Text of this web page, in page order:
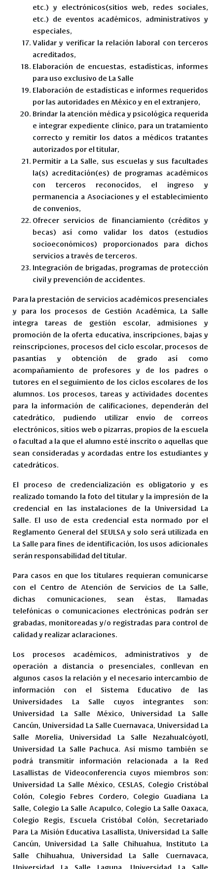
etc.) y electrónicos(sitios web, redes sociales,
etc.) de eventos académicos, administrativos y
especiales,
Validar y verificar la relación laboral con terceros
acreditados,
Elaboración de encuestas, estadísticas, informes
para uso exclusivo de La Salle
Elaboración de estadísticas e informes requeridos
por las autoridades en México y en el extranjero,
Brindar la atención médica y psicológica requerida
e integrar expediente clínico, para un tratamiento
correcto y remitir los datos a médicos tratantes
autorizados por el titular,
Permitir a La Salle, sus escuelas y sus facultades
la(s) acreditación(es) de programas académicos
con terceros reconocidos, el ingreso y
permanencia a Asociaciones y el establecimiento
de convenios,
Ofrecer servicios de financiamiento (créditos y
becas) así como validar los datos (estudios
socioeconómicos) proporcionados para dichos
servicios a través de terceros.
Integración de brigadas, programas de protección
civil y prevención de accidentes.
Para la prestación de servicios académicos presenciales
y para los procesos de Gestión Académica, La Salle
integra tareas de gestión escolar, admisiones y
promoción de la oferta educativa, inscripciones, bajas y
reinscripciones, procesos del ciclo escolar, procesos de
pasantías y obtención de grado así como
acompañamiento de profesores y de los padres o
tutores en el seguimiento de los ciclos escolares de los
alumnos. Los procesos, tareas y actividades docentes
para la información de calificaciones, dependerán del
catedrático, pudiendo utilizar envío de correos
electrónicos, sitios web o pizarras, propios de la escuela
o facultad a la que el alumno esté inscrito o aquellas que
sean consideradas y acordadas entre los estudiantes y
catedráticos.
El proceso de credencialización es obligatorio y es
realizado tomando la foto del titular y la impresión de la
credencial en las instalaciones de la Universidad La
Salle. El uso de esta credencial esta normado por el
Reglamento General del SEULSA y solo será utilizada en
La Salle para fines de identificación, los usos adicionales
serán responsabilidad del titular.
Para casos en que los titulares requieran comunicarse
con el Centro de Atención de Servicios de La Salle,
dichas comunicaciones, sean éstas, llamadas
telefónicas o comunicaciones electrónicas podrán ser
grabadas, monitoreadas y/o registradas para control de
calidad y realizar aclaraciones.
Los procesos académicos, administrativos y de
operación a distancia o presenciales, conllevan en
algunos casos la relación y el necesario intercambio de
información con el Sistema Educativo de las
Universidades La Salle cuyos integrantes son:
Universidad La Salle México, Universidad La Salle
Cancún, Universidad La Salle Cuernavaca, Universidad La
Salle Morelia, Universidad La Salle Nezahualcóyotl,
Universidad La Salle Pachuca. Así mismo también se
podrá transmitir información relacionada a la Red
Lasallistas de Videoconferencia cuyos miembros son:
Universidad La Salle México, CESLAS, Colegio Cristóbal
Colón, Colegio Febres Cordero, Colegio Guadiana La
Salle, Colegio La Salle Acapulco, Colegio La Salle Oaxaca,
Colegio Regis, Escuela Cristóbal Colón, Secretariado
Para La Misión Educativa Lasallista, Universidad La Salle
Cancún, Universidad La Salle Chihuahua, Instituto La
Salle Chihuahua, Universidad La Salle Cuernavaca,
Universidad La Salle Laguna, Universidad La Salle